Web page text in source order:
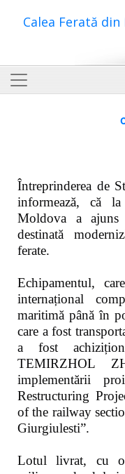
Calea Ferată din
Întreprinderea de
informează, că
Moldova a
destinată
ferate.
Echipamentul,
internațional
maritimă până în
care a fost
a fost
TEMIRZHOL
implementării
Restructuring
of the railway
Giurgiulesti”.
Lotul livrat, cu o